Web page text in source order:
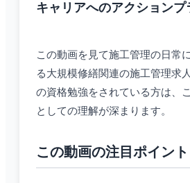
キャリアへのアクションプ
この動画を見て施工管理の日常
る大規模修繕関連の施工管理求
の資格勉強をされている方は、
としての理解が深まります。
この動画の注目ポイント